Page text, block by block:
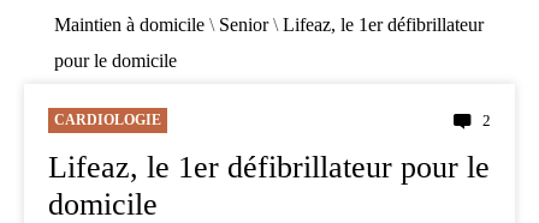
Maintien à domicile \ Senior\ Lifeaz, le 1er défibrillateur
pour le domicile
CARDIOLOGIE 2
Lifeaz, le 1er défibrillateur pour le
domicile